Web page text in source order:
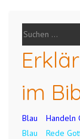
im
Blau
Handeln
Blau
Rede